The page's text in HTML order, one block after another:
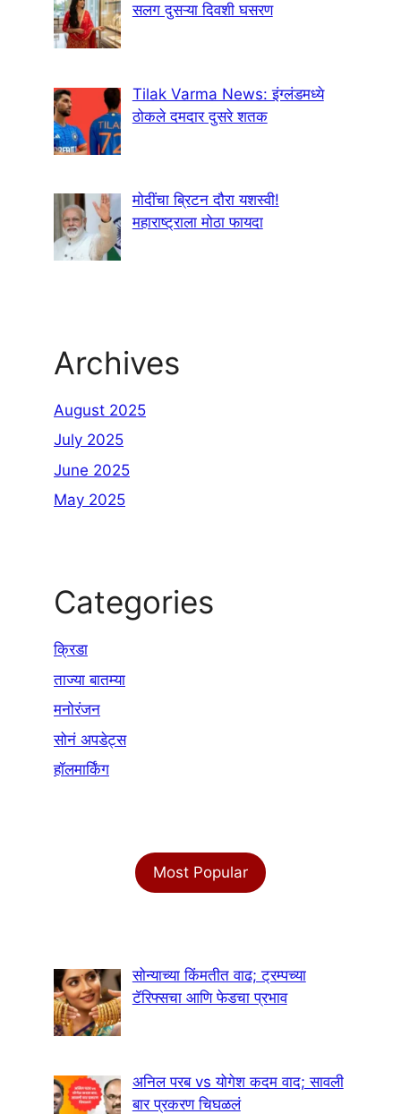
सलग दुसऱ्या दिवशी घसरण
Tilak Varma News: इंग्लंडमध्ये
ठोकले दमदार दुसरे शतक
मोदींचा ब्रिटन दौरा यशस्वी!
महाराष्ट्राला मोठा फायदा
Archives
August 2025
July 2025
June 2025
May 2025
Categories
क्रिडा
ताज्या बातम्या
मनोरंजन
सोनं अपडेट्स
हॉलमार्किंग
Most Popular
सोन्याच्या किंमतीत वाढ; ट्रम्पच्या
टॅरिफ्सचा आणि फेडचा प्रभाव
अनिल परब vs योगेश कदम वाद; सावली
बार प्रकरण चिघळलं